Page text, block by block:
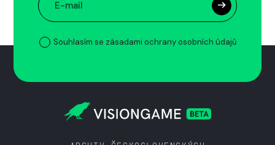
Souhlasím se zásadami ochrany osobních údajů